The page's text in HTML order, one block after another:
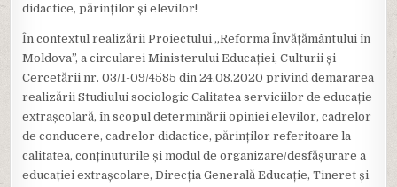
didactice, părinților și elevilor!
În contextul realizării Proiectului „Reforma Învățământului în
Moldova”, a circularei Ministerului Educației, Culturii și
Cercetării nr. 03/1-09/4585 din 24.08.2020 privind demararea
realizării Studiului sociologic Calitatea serviciilor de educație
extrașcolară, în scopul determinării opiniei elevilor, cadrelor
de conducere, cadrelor didactice, părinților referitoare la
calitatea, conținuturile și modul de organizare/desfășurare a
educației extrașcolare, Direcția Generală Educație, Tineret și